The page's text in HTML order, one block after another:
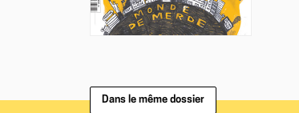
Dans le même dossier